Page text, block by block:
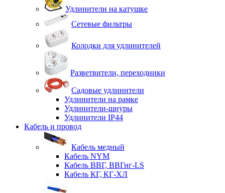
Удлинители на катушке
Сетевые фильтры
Колодки для удлинителей
Разветвители, переходники
Садовые удлинители
Удлинители на рамке
Удлинители-шнуры
Удлинители IP44
Кабель и провод
Кабель медный
Кабель NYM
Кабель ВВГ, ВВГнг-LS
Кабель КГ, КГ-ХЛ